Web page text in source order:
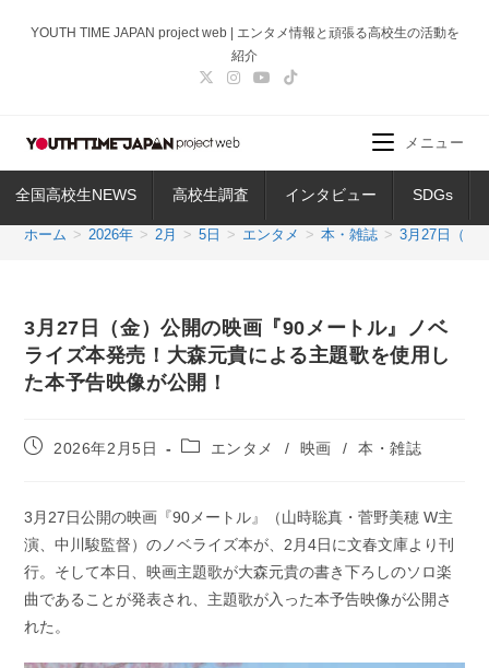
ス
ッ
YOUTH TIME JAPAN project web | エンタメ情報と頑張る高校生の活動を
紹介
全国高校生NEWS 高校生調査 インタビュー SDGs
メニュー
ホーム > 2026年 > 2月 > 5日 > エンタメ > 本・雑誌 > 3月27日（金
3月27日（金）公開の映画『90メートル』ノベ
ライズ本発売！大森元貴による主題歌を使用し
た本予告映像が公開！
投
開
日:
2026年2月5日
投
ゴ
リ
ー:
エンタメ / 映画 / 本・雑誌
3月27日公開の映画『90メートル』（山時聡真・菅野美穂 W主
演、中川駿監督）のノベライズ本が、2月4日に文春文庫より刊
行。そして本日、映画主題歌が大森元貴の書き下ろしのソロ楽
曲であることが発表され、主題歌が入った本予告映像が公開さ
れた。